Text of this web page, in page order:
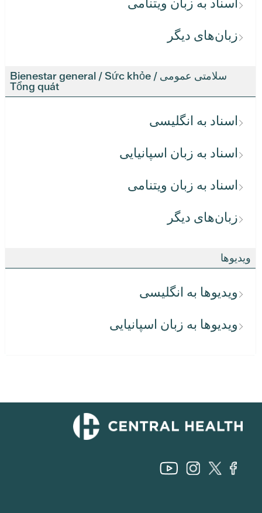
زبان‌های دیگر
سلامتی عمومی / Bienestar general / Sức khỏe
Tổng quát
اسناد به انگلیسی
اسناد به زبان اسپانیایی
اسناد به زبان ویتنامی
زبان‌های دیگر
ویدیوها
ویدیوها به انگلیسی
ویدیوها به زبان اسپانیایی